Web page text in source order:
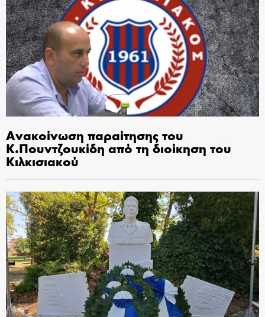
Ανακοίνωση παραίτησης του
Κ.Πουντζουκίδη από τη διοίκηση του
Κιλκισιακού